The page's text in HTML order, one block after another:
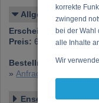
korrekte
zwingend
bei der Wahl
alle Inhalte
Wir
Funktionen
Allgemeines
Erscheinen bei:
Preis: 6,00 €
Bestellnummer:RO
»Anfrage zu dieser CD
Ensemble